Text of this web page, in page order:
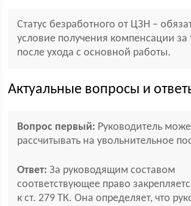
Статус безработного от ЦЗН –
условие получения компенсации за
после ухода с основной работы.
Актуальные вопросы и
Вопрос первый: Руководитель
рассчитывать на увольнительное
Ответ: За руководящим составом
соответствующее право
к ст. 279 ТК. Она определяет, что